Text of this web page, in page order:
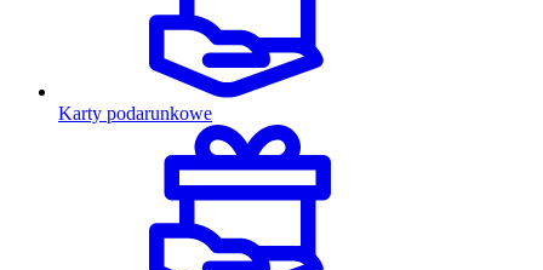
Karty podarunkowe